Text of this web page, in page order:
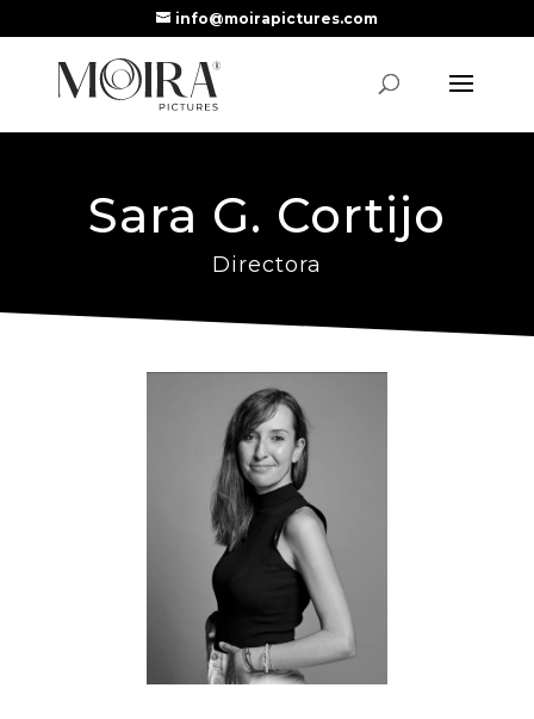
info@moirapictures.com
Sara G. Cortijo
Directora